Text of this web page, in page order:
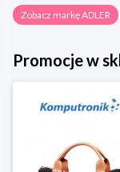
Zobacz markę ADLER
Promocje w